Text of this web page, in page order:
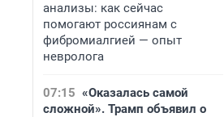
анализы: как сейчас
помогают россиянам с
фибромиалгией — опыт
невролога
07:15 «Оказалась самой
сложной». Трамп объявил о